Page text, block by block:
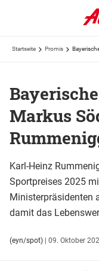
Startseite Promis
Markus
Karl-Heinz
Sportpreises 2025
Ministerpräsidenten
damit das
(eyn/spot) | 09. Oktober